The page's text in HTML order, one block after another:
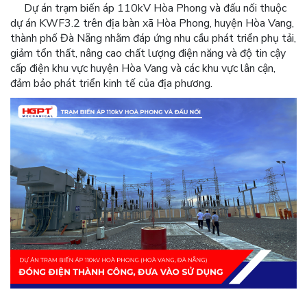
Dự án trạm biến áp 110kV Hòa Phong và đấu nối thuộc
dự án KWF3.2 trên địa bàn xã Hòa Phong, huyện Hòa Vang,
thành phố Đà Nẵng nhằm đáp ứng nhu cầu phát triển phụ tải,
giảm tổn thất, nâng cao chất lượng điện năng và độ tin cậy
cấp điện khu vực huyện Hòa Vang và các khu vực lân cận,
đảm bảo phát triển kinh tế của địa phương.